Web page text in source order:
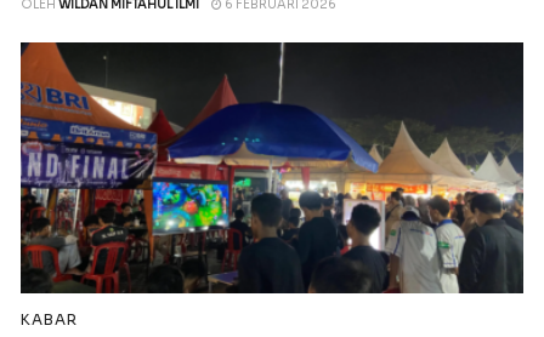
OLEH WILDAN MIFTAHUL ILMI 6 FEBRUARI 2026
KABAR